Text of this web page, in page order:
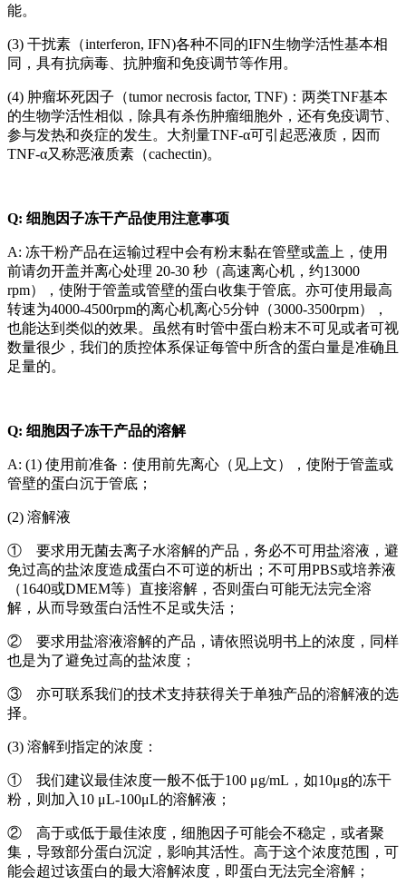
能。
(3) 干扰素（interferon, IFN)各种不同的IFN生物学活性基本相
同，具有抗病毒、抗肿瘤和免疫调节等作用。
(4) 肿瘤坏死因子（tumor necrosis factor, TNF)：两类TNF基本
的生物学活性相似，除具有杀伤肿瘤细胞外，还有免疫调节、
参与发热和炎症的发生。大剂量TNF-α可引起恶液质，因而
TNF-α又称恶液质素（cachectin)。
Q: 细胞因子冻干产品使用注意事项
A: 冻干粉产品在运输过程中会有粉末黏在管壁或盖上，使用
前请勿开盖并离心处理 20-30 秒（高速离心机，约13000
rpm），使附于管盖或管壁的蛋白收集于管底。亦可使用最高
转速为4000-4500rpm的离心机离心5分钟（3000-3500rpm），
也能达到类似的效果。虽然有时管中蛋白粉末不可见或者可视
数量很少，我们的质控体系保证每管中所含的蛋白量是准确且
足量的。
Q: 细胞因子冻干产品的溶解
A: (1) 使用前准备：使用前先离心（见上文），使附于管盖或
管壁的蛋白沉于管底；
(2) 溶解液
① 要求用无菌去离子水溶解的产品，务必不可用盐溶液，避
免过高的盐浓度造成蛋白不可逆的析出；不可用PBS或培养液
（1640或DMEM等）直接溶解，否则蛋白可能无法完全溶
解，从而导致蛋白活性不足或失活；
② 要求用盐溶液溶解的产品，请依照说明书上的浓度，同样
也是为了避免过高的盐浓度；
③ 亦可联系我们的技术支持获得关于单独产品的溶解液的选
择。
(3) 溶解到指定的浓度：
① 我们建议最佳浓度一般不低于100 μg/mL，如10μg的冻干
粉，则加入10 μL-100μL的溶解液；
② 高于或低于最佳浓度，细胞因子可能会不稳定，或者聚
集，导致部分蛋白沉淀，影响其活性。高于这个浓度范围，可
能会超过该蛋白的最大溶解浓度，即蛋白无法完全溶解；